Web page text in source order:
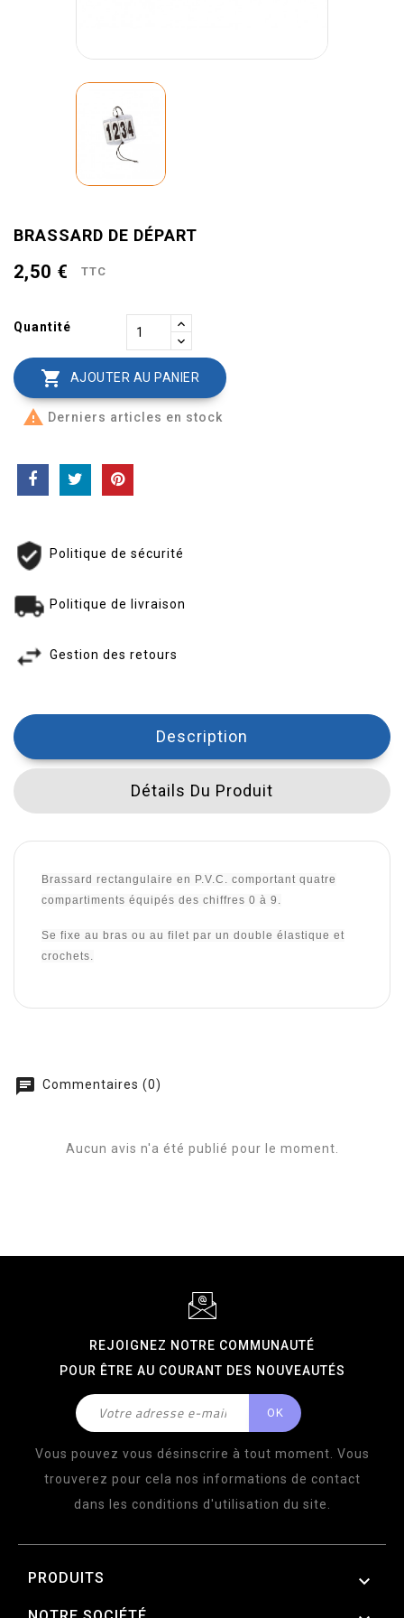
BRASSARD DE DÉPART
2,50 € TTC
Quantité
 AJOUTER AU PANIER
 Derniers articles en stock
Politique de sécurité
Politique de livraison
Gestion des retours
Description
Détails Du Produit
Brassard rectangulaire en P.V.C. comportant quatre
compartiments équipés des chiffres 0 à 9.
Se fixe au bras ou au filet par un double élastique et
crochets.
chat Commentaires (0)
Aucun avis n'a été publié pour le moment.
REJOIGNEZ NOTRE COMMUNAUTÉ
POUR ÊTRE AU COURANT DES NOUVEAUTÉS
Vous pouvez vous désinscrire à tout moment. Vous
trouverez pour cela nos informations de contact
dans les conditions d'utilisation du site.
PRODUITS 